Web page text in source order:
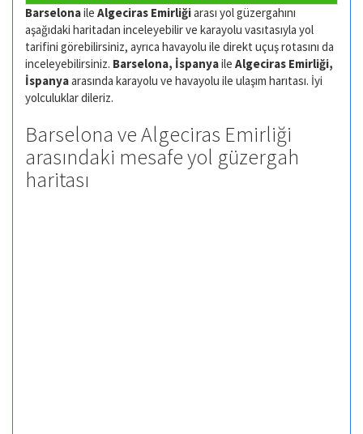
Barselonaile Algeciras Emirliğiarası yol güzergahını
aşağıdaki haritadan inceleyebilir ve karayolu vasıtasıyla yol
tarifini görebilirsiniz, ayrıca havayolu ile direkt uçuş rotasını da
inceleyebilirsiniz. Barselona, İspanyaile Algeciras Emirliği,
İspanyaarasında karayolu ve havayolu ile ulaşım harıtası. İyi
yolculuklar dileriz.
Barselona ve Algeciras Emirliği
arasındaki mesafe yol güzergah
haritası